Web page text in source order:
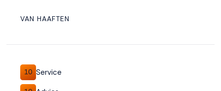
VAN HAAFTEN
10 Service